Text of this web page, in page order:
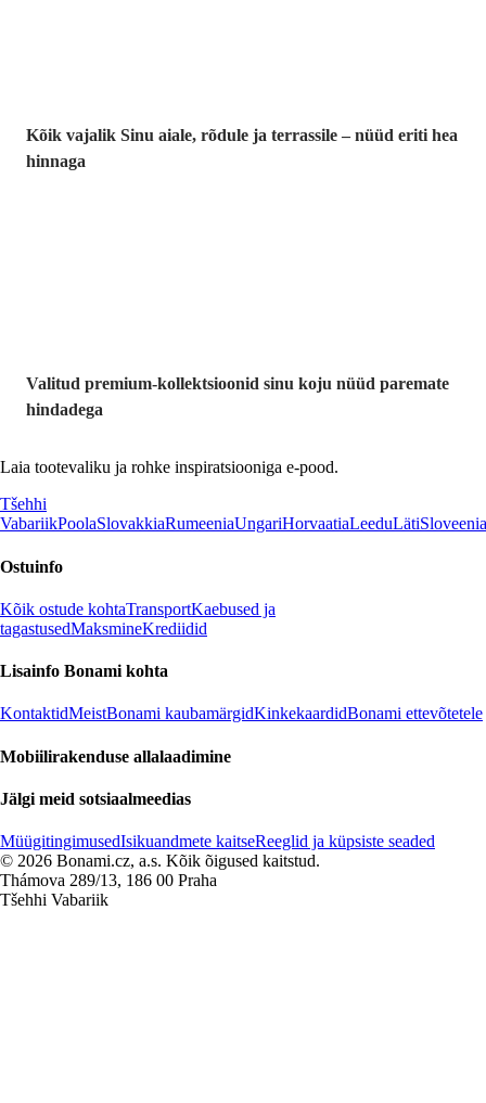
Kõik vajalik Sinu aiale, rõdule ja terrassile – nüüd eriti hea
hinnaga
Valitud premium-kollektsioonid sinu koju nüüd paremate
hindadega
Laia tootevaliku ja rohke inspiratsiooniga e-pood.
Tšehhi
VabariikPoolaSlovakkiaRumeeniaUngariHorvaatiaLeeduLätiSloveenia
Ostuinfo
Kõik ostude kohtaTransportKaebused ja
tagastusedMaksmineKrediidid
Lisainfo Bonami kohta
KontaktidMeistBonami kaubamärgidKinkekaardidBonami ettevõtetele
Mobiilirakenduse allalaadimine
Jälgi meid sotsiaalmeedias
MüügitingimusedIsikuandmete kaitseReeglid ja küpsiste seaded
© 2026 Bonami.cz, a.s. Kõik õigused kaitstud.
Thámova 289/13, 186 00 Praha
Tšehhi Vabariik